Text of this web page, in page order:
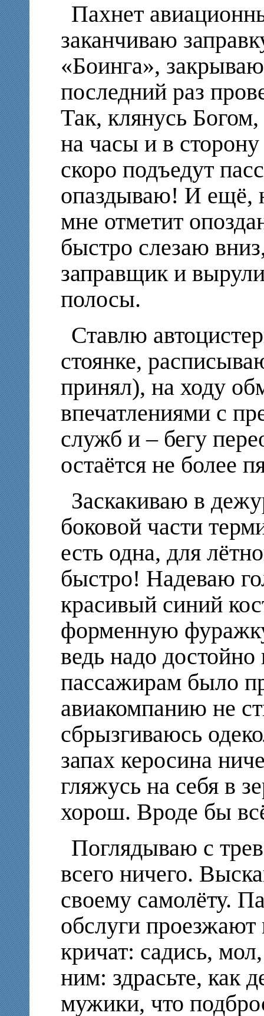
Пахнет
заканчиваю
«Боинга»,
последний раз
Так, клянусь
на часы и в
скоро подъедут
опаздываю! И ещё,
мне отметит
быстро слезаю
заправщик и
полосы.
Ставлю
стоянке,
принял), на ходу
впечатлениями с
служб и – бегу
остаётся не более
Заскакиваю в
боковой части
есть одна, для
быстро! Надеваю
красивый синий
форменную
ведь надо
пассажирам было
авиакомпанию не
сбрызгиваюсь
запах керосина
гляжусь на себя в
хорош. Вроде бы
Поглядываю с
всего ничего.
своему самолёту.
обслуги
кричат: садись,
ним: здрасьте, как
мужики, что